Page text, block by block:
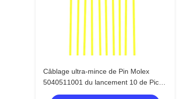
Câblage ultra-mince de Pin Molex
5040511001 du lancement 10 de Pico
Lock 1.50mm